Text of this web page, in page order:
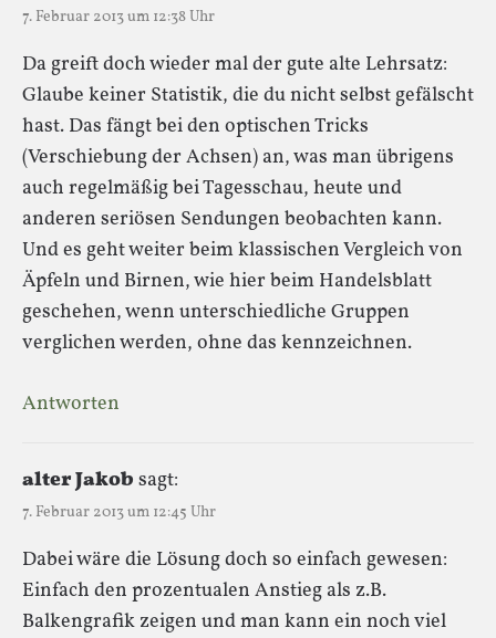
7. Februar 2013 um 12:38 Uhr
Da greift doch wieder mal der gute alte Lehrsatz:
Glaube keiner Statistik, die du nicht selbst gefälscht
hast. Das fängt bei den optischen Tricks
(Verschiebung der Achsen) an, was man übrigens
auch regelmäßig bei Tagesschau, heute und
anderen seriösen Sendungen beobachten kann.
Und es geht weiter beim klassischen Vergleich von
Äpfeln und Birnen, wie hier beim Handelsblatt
geschehen, wenn unterschiedliche Gruppen
verglichen werden, ohne das kennzeichnen.
Antworten
alter Jakob sagt:
7. Februar 2013 um 12:45 Uhr
Dabei wäre die Lösung doch so einfach gewesen:
Einfach den prozentualen Anstieg als z.B.
Balkengrafik zeigen und man kann ein noch viel